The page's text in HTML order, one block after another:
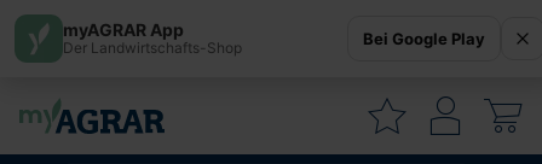
myAGRAR App
Der Landwirtschafts-Shop Bei Google Play